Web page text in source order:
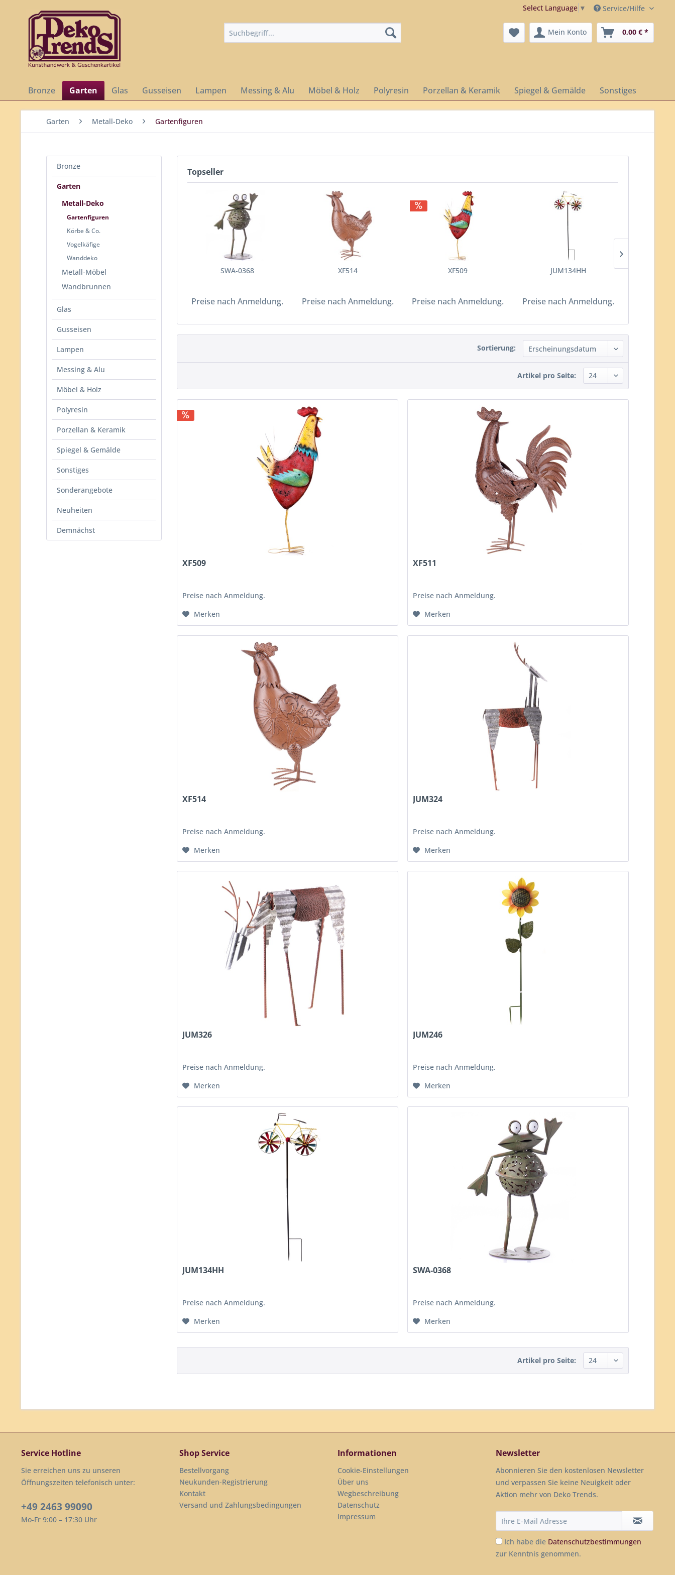
Select Language ▼ Service/Hilfe
Mein Konto 0,00 € *
Bronze Garten Glas Gusseisen Lampen Messing & Alu Möbel & Holz Polyresin Porzellan & Keramik Spiegel & Gemälde Sonstiges
Garten Metall-Deko Gartenfiguren
Bronze
Garten
Metall-Deko
Gartenfiguren
Körbe & Co.
Vogelkäfige
Wanddeko
Metall-Möbel
Wandbrunnen
Glas
Gusseisen
Lampen
Messing & Alu
Möbel & Holz
Polyresin
Porzellan & Keramik
Spiegel & Gemälde
Sonstiges
Sonderangebote
Neuheiten
Demnächst
Topseller
SWA-0368
Preise nach Anmeldung.
XF514
Preise nach Anmeldung.
XF509
Preise nach Anmeldung.
JUM134HH
Preise nach Anmeldung.
Sortierung:
Artikel pro Seite:
XF509
Preise nach Anmeldung.
Merken
XF511
Preise nach Anmeldung.
Merken
XF514
Preise nach Anmeldung.
Merken
JUM324
Preise nach Anmeldung.
Merken
JUM326
Preise nach Anmeldung.
Merken
JUM246
Preise nach Anmeldung.
Merken
JUM134HH
Preise nach Anmeldung.
Merken
SWA-0368
Preise nach Anmeldung.
Merken
Artikel pro Seite:
Service Hotline
Sie erreichen uns zu unseren
Öffnungszeiten telefonisch unter:
+49 2463 99090
Mo-Fr 9:00 – 17:30 Uhr
Shop Service
Bestellvorgang
Neukunden-Registrierung
Kontakt
Versand und Zahlungsbedingungen
Informationen
Cookie-Einstellungen
Über uns
Wegbeschreibung
Datenschutz
Impressum
Newsletter
Abonnieren Sie den kostenlosen Newsletter
und verpassen Sie keine Neuigkeit oder
Aktion mehr von Deko Trends.
Ich habe die Datenschutzbestimmungen
zur Kenntnis genommen.